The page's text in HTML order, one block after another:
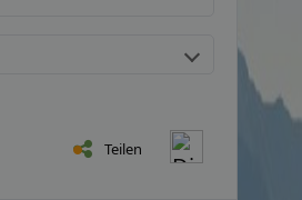
Teilen